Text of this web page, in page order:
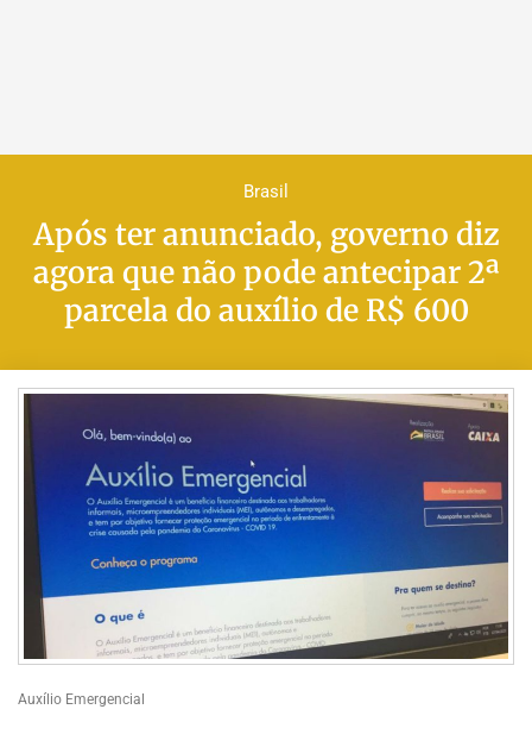
Brasil
Após ter anunciado, governo diz
agora que não pode antecipar 2ª
parcela do auxílio de R$ 600
Auxílio Emergencial